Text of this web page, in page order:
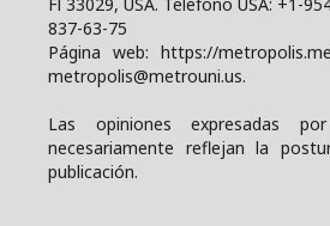
837-63-75
Página web: https://
metropolis@metrouni.us.
Las opiniones expresadas
necesariamente reflejan la
publicación.